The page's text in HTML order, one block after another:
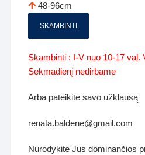
48-96cm
SKAMBINTI
Skambinti : I-V nuo 10-17 val.
Sekmadienį nedirbame
Arba pateikite savo užklausą
renata.baldene@gmail.com
Nurodykite Jus dominančios